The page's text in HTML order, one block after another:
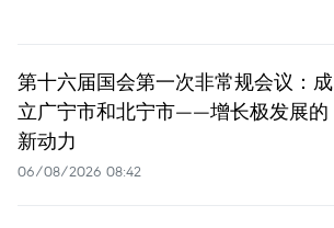
第十六届国会第一次非常规会议：成
立广宁市和北宁市——增长极发展的
新动力
06/08/2026 08:42